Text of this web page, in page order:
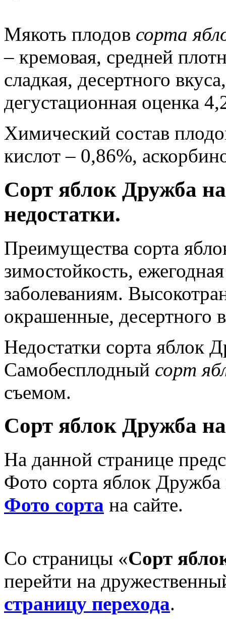
Мякоть плодов сорта
– кремовая, средней
сладкая, десертного
дегустационная оценка
Химический состав
кислот – 0,86%,
Сорт яблок Дружба
недостатки.
Преимущества сорта
зимостойкость,
заболеваниям.
окрашенные, десертного
Недостатки сорта яблок
Самобесплодный сорт
съемом.
Сорт яблок Дружба
На данной странице
Фото сорта яблок Дружба
Фото сорта на сайте.
Со страницы «Сорт
перейти на
страницу перехода.